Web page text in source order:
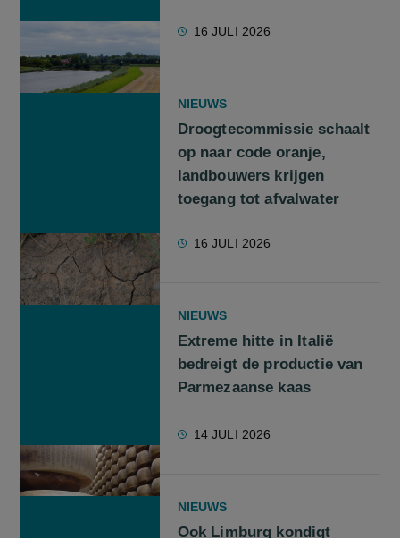
16 JULI 2026
NIEUWS
Droogtecommissie schaalt
op naar code oranje,
landbouwers krijgen
toegang tot afvalwater
16 JULI 2026
NIEUWS
Extreme hitte in Italië
bedreigt de productie van
Parmezaanse kaas
14 JULI 2026
NIEUWS
Ook Limburg kondigt